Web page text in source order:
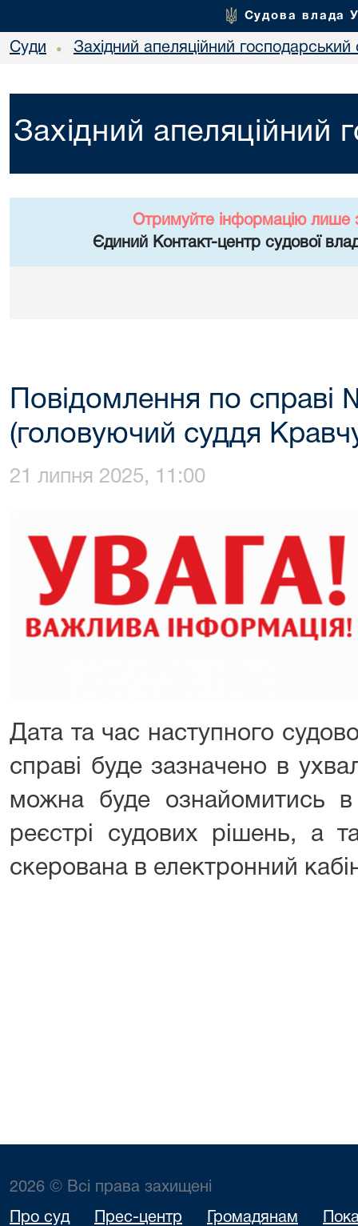
Судова влада
Суди • Західний апеляційний господарський
Західний апеляційний
Отримуйте інформацію лише
Єдиний Контакт-центр судової
Повідомлення по
(головуючий суддя
21 липня 2025, 11:00
Дата та час наступного
справі буде зазначено в
можна буде ознайомитись
реєстрі судових рішень, а
скерована в електронний
2026 © Всі права захищені
Про суд Прес-центр Громадянам